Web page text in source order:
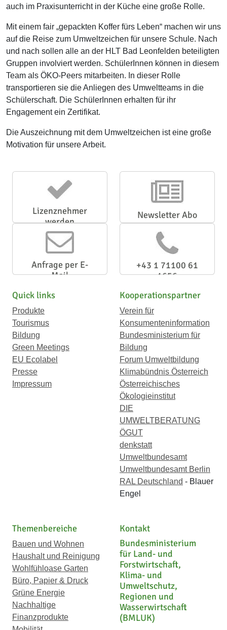
auch im Praxisunterricht in der Küche eine große Rolle.
Mit einem fair „gepackten Koffer fürs Leben“ machen wir uns
auf die Reise zum Umweltzeichen für unsere Schule. Nach
und nach sollen alle an der HLT Bad Leonfelden beteiligten
Gruppen involviert werden. SchülerInnen können in diesem
Team als ÖKO-Peers mitarbeiten. In dieser Rolle
transportieren sie die Anliegen des Umweltteams in die
Schülerschaft. Die SchülerInnen erhalten für ihr
Engagement ein Zertifikat.
Die Auszeichnung mit dem Umweltzeichen ist eine große
Motivation für unsere Arbeit.
Lizenznehmer
werden
Newsletter Abo
Anfrage per E-
Mail
+43 1 71100 61
1656
Quick links
Produkte
Tourismus
Bildung
Green Meetings
EU Ecolabel
Presse
Impressum
Kooperationspartner
Verein für
Konsumenteninformation
Bundesministerium für
Bildung
Forum Umweltbildung
Klimabündnis Österreich
Österreichisches
Ökologieinstitut
DIE
UMWELTBERATUNG
ÖGUT
denkstatt
Umweltbundesamt
Umweltbundesamt Berlin
RAL Deutschland - Blauer
Engel
Themenbereiche
Bauen und Wohnen
Haushalt und Reinigung
Wohlfühloase Garten
Büro, Papier & Druck
Grüne Energie
Nachhaltige
Finanzprodukte
Kontakt
Bundesministerium
für Land- und
Forstwirtschaft,
Klima- und
Umweltschutz,
Regionen und
Wasserwirtschaft
(BMLUK)